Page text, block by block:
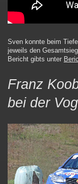
Sven konnte beim
jeweils den
Bericht gibts unter
Franz
bei der